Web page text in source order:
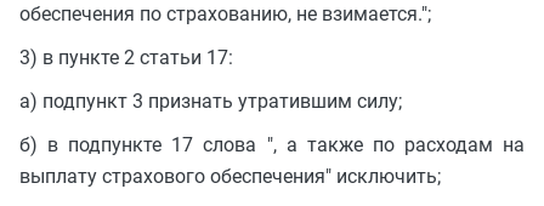
обеспечения по страхованию, не взимается.";
3) в пункте 2 статьи 17:
а) подпункт 3 признать утратившим силу;
б) в подпункте 17 слова ", а также по расходам на
выплату страхового обеспечения" исключить;